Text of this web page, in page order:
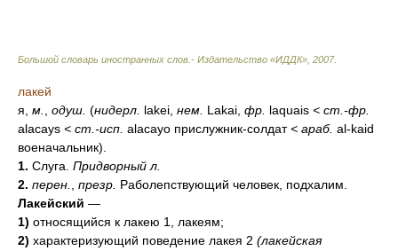
Большой словарь иностранных слов.- Издательство «ИДДК» 2007.
лакей
я, м. одуш. (нидерл. lakei, нем. Lakai, фр. laquais < ст.-фр.
alacays < ст.-исп. alacayo прислужник-солдат< араб. al-kaid
военачальник).
1. Слуга. Придворный л.
2. перен. презр. Раболепствующий человек, подхалим.
Лакейский —
1) относящийся к лакею 1, лакеям;
2) характеризующий поведение лакея 2 (лакейская